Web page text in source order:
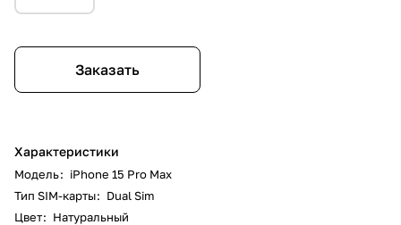
Заказать
Характеристики
Модель: iPhone 15 Pro Max
Тип SIM-карты: Dual Sim
Цвет: Натуральный